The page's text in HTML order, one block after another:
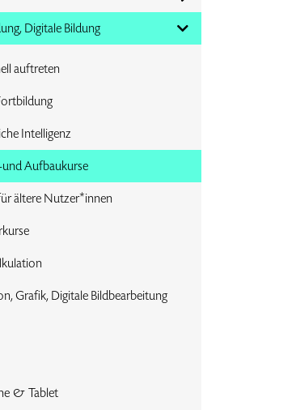
Digitale Bildung
auftreten
Intelligenz
Aufbaukurse
ältere Nutzer*innen
Grafik, Digitale Bildbearbeitung
& Tablet